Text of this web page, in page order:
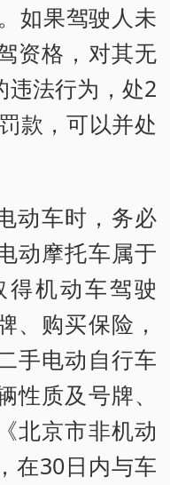
如果驾驶人未
资格，对其无
违法行为，处2
款，可以并处
动车时，务必
动摩托车属于
机动车驾驶
、购买保险，
手电动自行车
性质及号牌、
北京市非机动
在30日内与车